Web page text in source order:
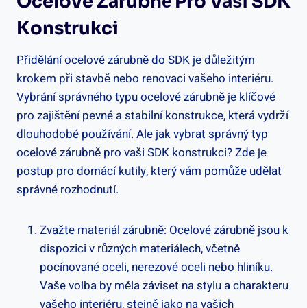
Konstrukci
Přidělání ocelové zárubně do SDK je důležitým
krokem při stavbě nebo renovaci vašeho interiéru.
Vybrání správného typu ocelové zárubně je klíčové
pro zajištění pevné a stabilní konstrukce, která vydrží
dlouhodobé používání. Ale jak vybrat správný typ
ocelové zárubně pro vaši SDK konstrukci? Zde je
postup pro domácí kutily, který vám pomůže udělat
správné rozhodnutí.
Zvažte materiál zárubně: Ocelové zárubně jsou k
dispozici v různých materiálech, včetně
pocínované oceli, nerezové oceli nebo hliníku.
Vaše volba by měla záviset na stylu a charakteru
vašeho interiéru, stejně jako na vašich